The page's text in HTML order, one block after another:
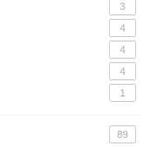
3
4
4
4
1
89